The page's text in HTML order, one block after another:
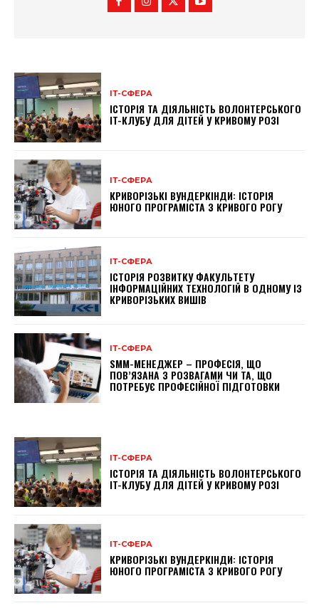
ІТ-СФЕРА
ІСТОРІЯ ТА ДІЯЛЬНІСТЬ ВОЛОНТЕРСЬКОГО
IT-КЛУБУ ДЛЯ ДІТЕЙ У КРИВОМУ РОЗІ
ІТ-СФЕРА
КРИВОРІЗЬКІ ВУНДЕРКІНДИ: ІСТОРІЯ
ЮНОГО ПРОГРАМІСТА З КРИВОГО РОГУ
ІТ-СФЕРА
ІСТОРІЯ РОЗВИТКУ ФАКУЛЬТЕТУ
ІНФОРМАЦІЙНИХ ТЕХНОЛОГІЙ В ОДНОМУ ІЗ
КРИВОРІЗЬКИХ ВИШІВ
ІТ-СФЕРА
SMM-МЕНЕДЖЕР – ПРОФЕСІЯ, ЩО
ПОВ’ЯЗАНА З РОЗВАГАМИ ЧИ ТА, ЩО
ПОТРЕБУЄ ПРОФЕСІЙНОЇ ПІДГОТОВКИ
ІТ-СФЕРА
ІСТОРІЯ ТА ДІЯЛЬНІСТЬ ВОЛОНТЕРСЬКОГО
IT-КЛУБУ ДЛЯ ДІТЕЙ У КРИВОМУ РОЗІ
ІТ-СФЕРА
КРИВОРІЗЬКІ ВУНДЕРКІНДИ: ІСТОРІЯ
ЮНОГО ПРОГРАМІСТА З КРИВОГО РОГУ